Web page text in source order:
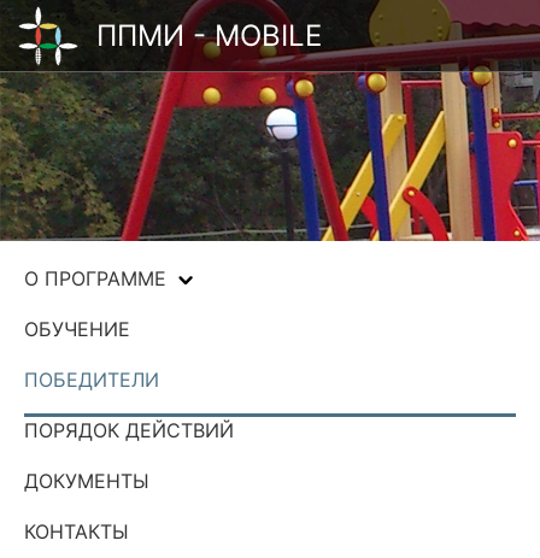
ППМИ - MOBILE
О ПРОГРАММЕ
ОБУЧЕНИЕ
ПОБЕДИТЕЛИ
ПОРЯДОК ДЕЙСТВИЙ
ДОКУМЕНТЫ
КОНТАКТЫ